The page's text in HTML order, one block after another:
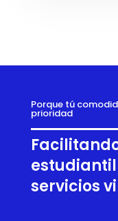
Porque tú
prioridad
servicios